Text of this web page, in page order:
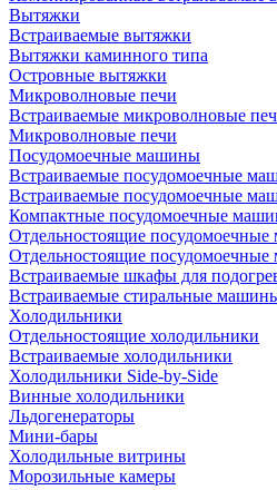
Вытяжки
Встраиваемые вытяжки
Вытяжки каминного типа
Островные вытяжки
Микроволновые печи
Встраиваемые микроволновые
Микроволновые печи
Посудомоечные машины
Встраиваемые посудомоечные
Встраиваемые посудомоечные
Компактные посудомоечные
Отдельностоящие
Отдельностоящие
Встраиваемые шкафы для
Встраиваемые стиральные
Холодильники
Отдельностоящие холодильники
Встраиваемые холодильники
Холодильники Side-by-Side
Винные холодильники
Льдогенераторы
Мини-бары
Холодильные витрины
Морозильные камеры